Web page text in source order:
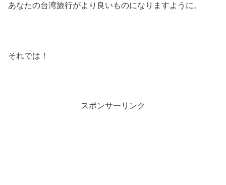
あなたの台湾旅行がより良いものになりますように。
それでは！
スポンサーリンク